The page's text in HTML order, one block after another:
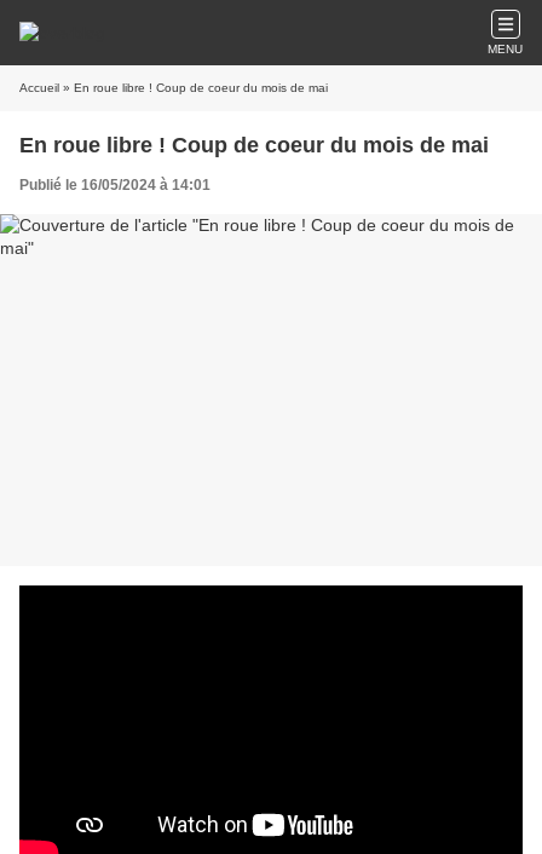
MENU
Accueil » En roue libre ! Coup de coeur du mois de mai
En roue libre ! Coup de coeur du mois de mai
Publié le 16/05/2024 à 14:01